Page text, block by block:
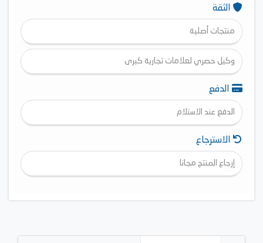
الثقة
منتجات أصلية
وكيل حصري لعلامات تجارية كبرى
الدفع
الدفع عند الاستلام
الاسترجاع
إرجاع المنتج مجانا